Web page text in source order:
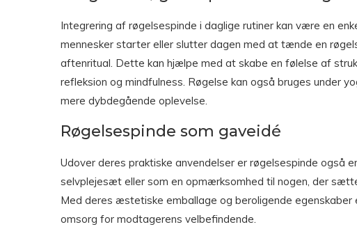
Integrering af røgelsespinde i daglige rutiner kan være en
mennesker starter eller slutter dagen med at tænde en
aftenritual. Dette kan hjælpe med at skabe en følelse af
refleksion og mindfulness. Røgelse kan også bruges under
mere dybdegående oplevelse.
Røgelsespinde som gaveidé
Udover deres praktiske anvendelser er røgelsespinde også
selvplejesæt eller som en opmærksomhed til nogen, der
Med deres æstetiske emballage og beroligende
omsorg for modtagerens velbefindende.